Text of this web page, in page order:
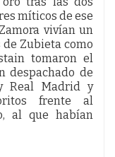
míticos de ese
vivían un
de Zubieta como
tomaron el
despachado de
Real Madrid y
frente al
al que habían